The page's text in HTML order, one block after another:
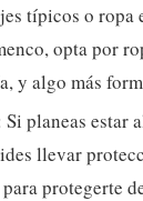
típicos o ropa
opta por
y algo más
Si planeas estar
llevar
protegerte